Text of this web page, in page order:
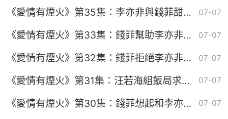
《愛情有煙火》第35集：李亦非與錢菲甜蜜
07-07
《愛情有煙火》第33集：錢菲幫助李亦非尋
07-07
《愛情有煙火》第32集：錢菲拒絕李亦非告
07-07
《愛情有煙火》第31集：汪若海組飯局求複
07-07
《愛情有煙火》第30集：錢菲想起和李亦非
07-07